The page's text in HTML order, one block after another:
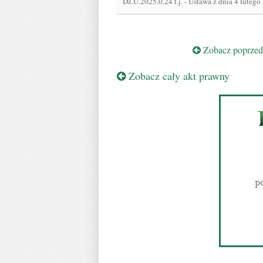
Zobacz
Zobacz cały akt prawny